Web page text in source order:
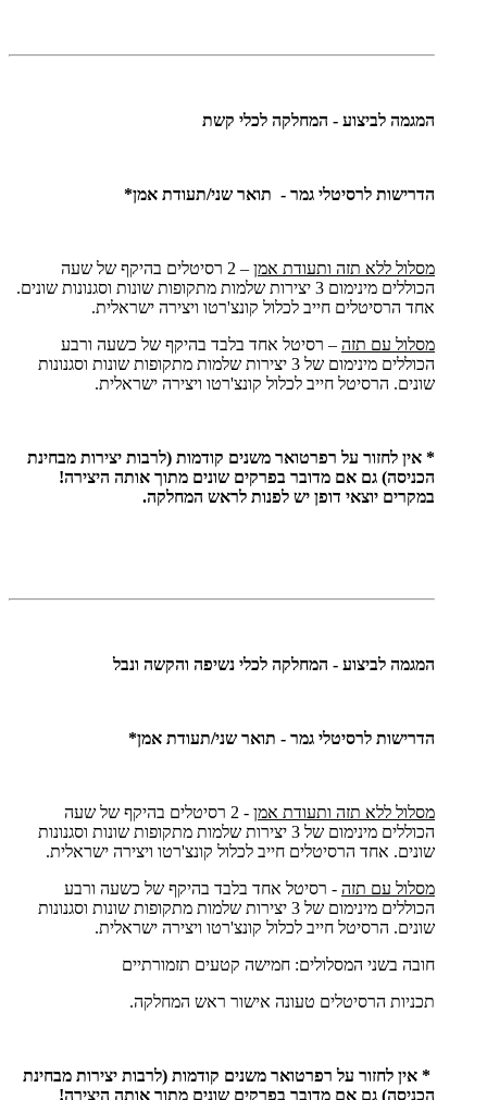
המגמה לביצוע - המחלקה לכלי קשת
הדרישות לרסיטלי גמר - תואר שני/תעודת אמן*
מסלול ללא תזה ותעודת אמן
– 2 רסיטלים בהיקף של שעה
הכוללים מינימום 3 יצירות שלמות מתקופות שונות וסגנונות שונים.
אחד הרסיטלים חייב לכלול קונצ'רטו ויצירה ישראלית.
מסלול עם תזה – רסיטל אחד בלבד בהיקף של כשעה ורבע
הכוללים מינימום של 3 יצירות שלמות מתקופות שונות וסגנונות
שונים. הרסיטל חייב לכלול קונצ'רטו ויצירה ישראלית.
* אין לחזור על רפרטואר משנים קודמות (לרבות יצירות מבחינת
הכניסה) גם אם מדובר בפרקים שונים מתוך אותה היצירה!
במקרים יוצאי דופן יש לפנות לראש המחלקה.
המגמה לביצוע - המחלקה לכלי נשיפה והקשה ונבל
הדרישות לרסיטלי גמר - תואר שני/תעודת אמן*
מסלול ללא תזה ותעודת אמן
- 2 רסיטלים בהיקף של שעה
הכוללים מינימום של 3 יצירות שלמות מתקופות שונות וסגנונות
שונים. אחד הרסיטלים חייב לכלול קונצ'רטו ויצירה ישראלית.
מסלול עם תזה - רסיטל אחד בלבד בהיקף של כשעה ורבע
הכוללים מינימום של 3 יצירות שלמות מתקופות שונות וסגנונות
שונים. הרסיטל חייב לכלול קונצ'רטו ויצירה ישראלית.
חובה בשני המסלולים: חמישה קטעים תזמורתיים
תכניות הרסיטלים טעונה אישור ראש המחלקה.
* אין לחזור על רפרטואר משנים קודמות (לרבות יצירות מבחינת
הכניסה) גם אם מדובר בפרקים שונים מתוך אותה היצירה!